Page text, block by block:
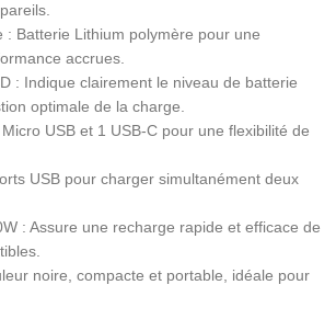
: Batterie Lithium polymère pour une
accrues.
: Indique clairement le niveau de batterie
optimale de la charge.
USB et 1 USB-C pour une flexibilité de
USB pour charger simultanément deux
: Assure une recharge rapide et efficace de
noire, compacte et portable, idéale pour